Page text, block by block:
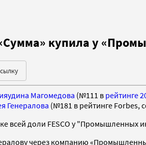
купила у
Магомедова (№111 в рейтинге
Генералова (№181 в рейтинге Forbes,
всей доли FESCO у "Промышленных
через компанию